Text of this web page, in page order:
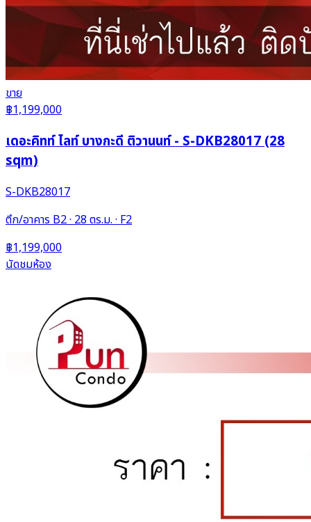
ขาย
฿1,199,000
เดอะคิทท์ ไลท์ บางกะดี ติวานนท์ - S-DKB28017 (28
sqm)
S-DKB28017
ตึก/อาคาร B2 · 28 ตร.ม. · F2
฿1,199,000
นัดชมห้อง